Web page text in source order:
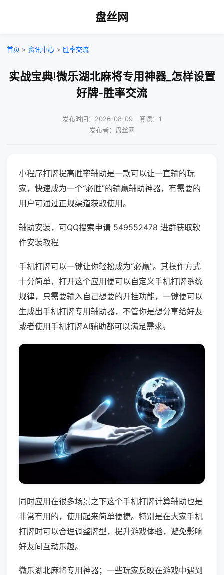
盘丝网
首页 > 资讯中心 > 胜率交流
实战宝典!微乐湖北麻将专用神器_怎样设置
好牌-胜率交流
发布时间：2026-08-09｜阅读：1
发布者：盘丝网
小程序打牌提高胜率辅助是一款可以让一直输的玩
家，快速成为一个“必胜”的输赢辅助神器，有需要的
用户可通过正规渠道获取使用。
辅助安装，可QQ搜索申请 549552478 进群获取软
件安装教程
手机打牌可以一键让你轻松成为“必赢”。其操作方式
十分简单，打开这个应用便可以自定义手机打牌系统
规律，只需要输入自己想要的开挂功能，一键便可以
生成出手机打牌专用辅助器，不管你是想分享给好友
或者使用手机打牌AI辅助都可以满足需求。
同时应用在很多场景之下这个手机打牌计算辅助也是
非常有用的，使用起来简单便捷。特别是在大家手机
打牌时可以合理调整牌型，提升游戏体验，避免影响
好友间互动乐趣。
微乐湖北麻将专用神器；一些玩家反映在游戏中遇到